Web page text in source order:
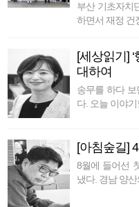
부산 기초자치
하면서 재정 건
[세상읽기]
대하여
송무를 하다 보
다. 오늘 이야기
[아침숲길]
8월에 들어선
냈다. 경남 양산